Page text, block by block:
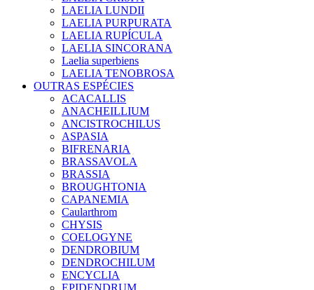
LAELIA LUNDII
LAELIA PURPURATA
LAELIA RUPÍCULA
LAELIA SINCORANA
Laelia superbiens
LAELIA TENOBROSA
OUTRAS ESPÉCIES
ACACALLIS
ANACHEILLIUM
ANCISTROCHILUS
ASPASIA
BIFRENARIA
BRASSAVOLA
BRASSIA
BROUGHTONIA
CAPANEMIA
Caularthrom
CHYSIS
COELOGYNE
DENDROBIUM
DENDROCHILUM
ENCYCLIA
EPIDENDRUM